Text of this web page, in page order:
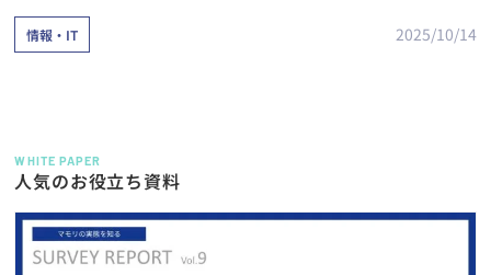
情報・IT 2025/10/14
WHITE PAPER
人気のお役立ち資料